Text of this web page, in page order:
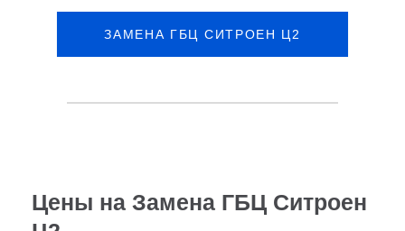
ЗАМЕНА ГБЦ СИТРОЕН Ц2
Цены на Замена ГБЦ Ситроен